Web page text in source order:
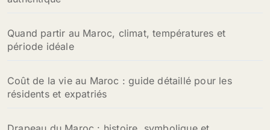
Quand partir au Maroc, climat, températures et
période idéale
Coût de la vie au Maroc : guide détaillé pour les
résidents et expatriés